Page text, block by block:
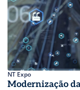
NT Expo
Modernização